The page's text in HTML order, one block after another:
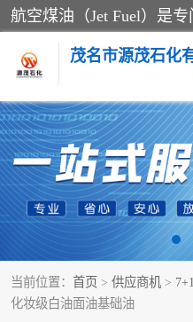
茂名市源茂石化
当前位置： 首页 > 供应商机 >
化妆级白油面油基础油
RP3航空煤油
D40+D60溶剂油
6号+120号溶剂油
异构烷烃